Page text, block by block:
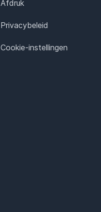
Afdruk
Privacybeleid
Cookie-instellingen